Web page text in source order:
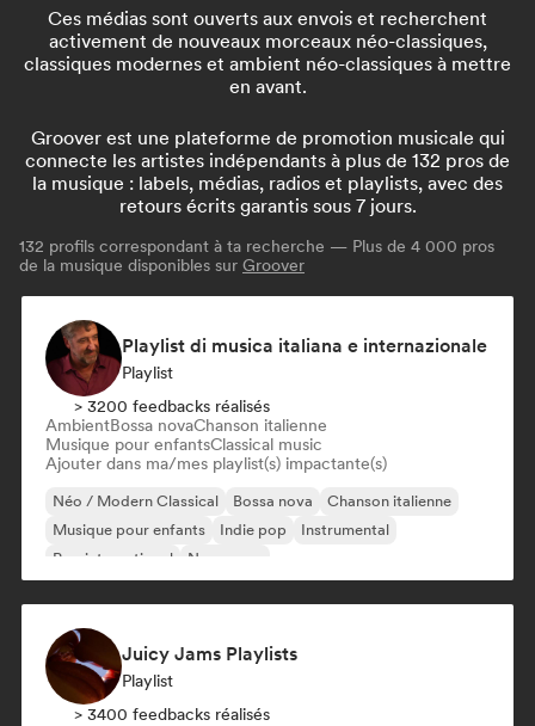
Ces médias sont ouverts aux envois et recherchent
activement de nouveaux morceaux néo-classiques,
classiques modernes et ambient néo-classiques à mettre
en avant.
Groover est une plateforme de promotion musicale qui
connecte les artistes indépendants à plus de 132 pros de
la musique : labels, médias, radios et playlists, avec des
retours écrits garantis sous 7 jours.
132 profils correspondant à ta recherche — Plus de 4 000 pros
de la musique disponibles sur Groover
Playlist di musica italiana e internazionale
Playlist
> 3200 feedbacks réalisés
AmbientBossa novaChanson italienne
Musique pour enfantsClassical music
Ajouter dans ma/mes playlist(s) impactante(s)
Néo / Modern Classical Bossa nova
Chanson italienne
Musique pour enfants
Indie pop
Instrumental
Pop international
New wave
Juicy Jams Playlists
Playlist
> 3400 feedbacks réalisés